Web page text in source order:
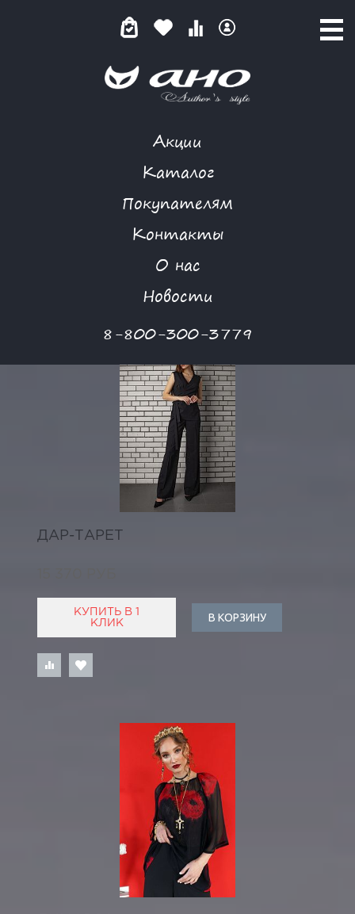
Акции
Каталог
Покупателям
Контакты
О нас
Новости
8-800-300-3779
MORGANNA
ДАР-ТАРЕТ
КУПИТЬ В 1
КЛИК
В КОРЗИНУ